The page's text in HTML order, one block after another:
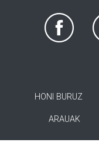
HONI BURUZ
ARAUAK